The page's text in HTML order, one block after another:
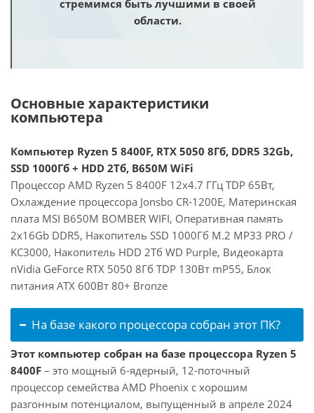
стремимся быть лучшими в своей
области.
Основные характеристики
компьютера
Компьютер Ryzen 5 8400F, RTX 5050 8Гб, DDR5 32Gb,
SSD 1000Гб + HDD 2Тб, B650M WiFi
Процессор AMD Ryzen 5 8400F 12x4.7 ГГц TDP 65Вт,
Охлаждение процессора Jonsbo CR-1200E, Материнская
плата MSI B650M BOMBER WIFI, Оперативная память
2x16Gb DDR5, Накопитель SSD 1000Гб M.2 MP33 PRO /
KC3000, Накопитель HDD 2Тб WD Purple, Видеокарта
nVidia GeForce RTX 5050 8Гб TDP 130Вт mP55, Блок
питания ATX 600Вт 80+ Bronze
На базе какого процессора собран этот ПК?
Этот компьютер собран на базе процессора Ryzen 5
8400F – это мощный 6-ядерный, 12-поточный
процессор семейства AMD Phoenix с хорошим
разгонным потенциалом, выпущенный в апреле 2024